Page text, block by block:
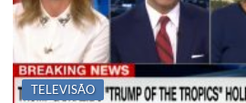
TELEVISÃO